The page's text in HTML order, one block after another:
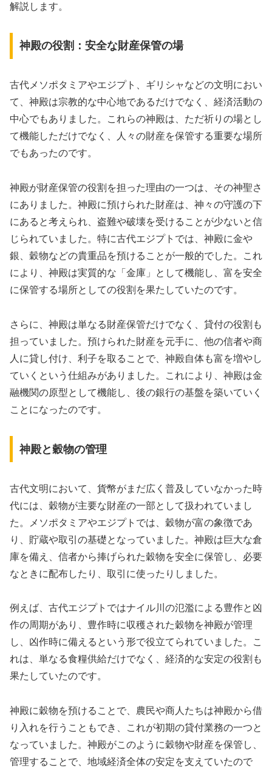
解説します。
神殿の役割：安全な財産保管の場
古代メソポタミアやエジプト、ギリシャなどの文明におい
て、神殿は宗教的な中心地であるだけでなく、経済活動の
中心でもありました。これらの神殿は、ただ祈りの場とし
て機能しただけでなく、人々の財産を保管する重要な場所
でもあったのです。
神殿が財産保管の役割を担った理由の一つは、その神聖さ
にありました。神殿に預けられた財産は、神々の守護の下
にあると考えられ、盗難や破壊を受けることが少ないと信
じられていました。特に古代エジプトでは、神殿に金や
銀、穀物などの貴重品を預けることが一般的でした。これ
により、神殿は実質的な「金庫」として機能し、富を安全
に保管する場所としての役割を果たしていたのです。
さらに、神殿は単なる財産保管だけでなく、貸付の役割も
担っていました。預けられた財産を元手に、他の信者や商
人に貸し付け、利子を取ることで、神殿自体も富を増やし
ていくという仕組みがありました。これにより、神殿は金
融機関の原型として機能し、後の銀行の基盤を築いていく
ことになったのです。
神殿と穀物の管理
古代文明において、貨幣がまだ広く普及していなかった時
代には、穀物が主要な財産の一部として扱われていまし
た。メソポタミアやエジプトでは、穀物が富の象徴であ
り、貯蔵や取引の基礎となっていました。神殿は巨大な倉
庫を備え、信者から捧げられた穀物を安全に保管し、必要
なときに配布したり、取引に使ったりしました。
例えば、古代エジプトではナイル川の氾濫による豊作と凶
作の周期があり、豊作時に収穫された穀物を神殿が管理
し、凶作時に備えるという形で役立てられていました。こ
れは、単なる食糧供給だけでなく、経済的な安定の役割も
果たしていたのです。
神殿に穀物を預けることで、農民や商人たちは神殿から借
り入れを行うこともでき、これが初期の貸付業務の一つと
なっていました。神殿がこのように穀物や財産を保管し、
管理することで、地域経済全体の安定を支えていたので